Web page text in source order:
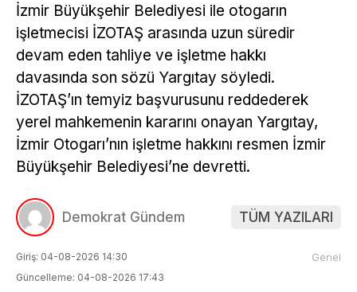
İzmir Büyükşehir Belediyesi ile otogarın
işletmecisi İZOTAŞ arasında uzun süredir
devam eden tahliye ve işletme hakkı
davasında son sözü Yargıtay söyledi.
İZOTAŞ’ın temyiz başvurusunu reddederek
yerel mahkemenin kararını onayan Yargıtay,
İzmir Otogarı’nın işletme hakkını resmen İzmir
Büyükşehir Belediyesi’ne devretti.
Demokrat Gündem TÜM YAZILARI
Giriş: 04-08-2026 14:30
Güncelleme: 04-08-2026 17:43
Genel